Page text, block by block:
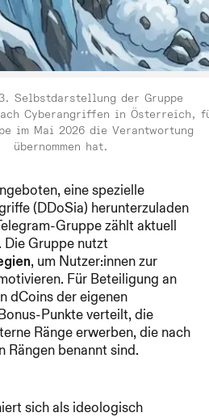
Selbstdarstellung der Gruppe
Cyberangriffen in Österreich,
im Mai 2026 die Verantwortung
übernommen hat.
eine spezielle
(DDoSia) herunterzuladen
Gruppe zählt aktuell
Die Gruppe nutzt
, um Nutzer:innen zur
Für Beteiligung an
dCoins der eigenen
Punkte verteilt, die
Ränge erwerben, die nach
Rängen benannt sind.
sich als ideologisch